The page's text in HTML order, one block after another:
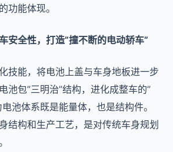
功能体现。
安全性，打造”撞不断的电动轿车”
技能，将电池上盖与车身地板进一步
池包”三明治”结构，进化成整车的”
池体系既是能量体，也是结构件。
结构和生产工艺，是对传统车身规划